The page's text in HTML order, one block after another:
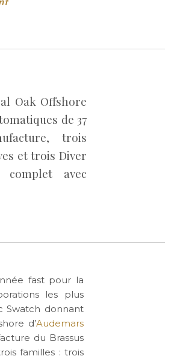
Oak Offshore
de 37
trois
et trois Diver
avec
fast pour la
les plus
Swatch donnant
d’Audemars
du Brassus
familles : trois